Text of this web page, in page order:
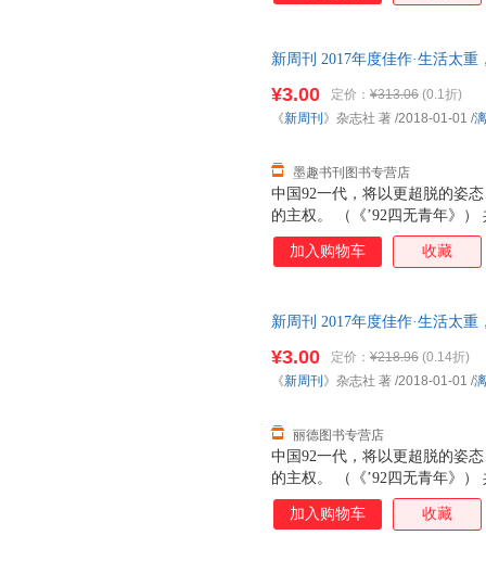
新周刊 2017年度佳作·生活太
票！
中国92一代，将以更超脱的姿
的主权。 （《’92四无青年》
事的合谋下，一群“猪”在风口
年，青年人被追捧，老年人被
2017《新周刊》，记录着2017
¥3.00 定价： ¥313.06 (0.1折)
墨趣书刊图书专营店
《新周刊 》杂志社 著 /2018-01-01 /
加入购物车 收藏
新周刊 2017年度佳作·生活太
票！
中国92一代，将以更超脱的姿
的主权。 （《’92四无青年》
事的合谋下，一群“猪”在风口
年，青年人被追捧，老年人被
¥3.00 定价： ¥218.96 (0.14折)
丽德图书专营店
《新周刊 》杂志社 著 /2018-01-01 /
加入购物车 收藏